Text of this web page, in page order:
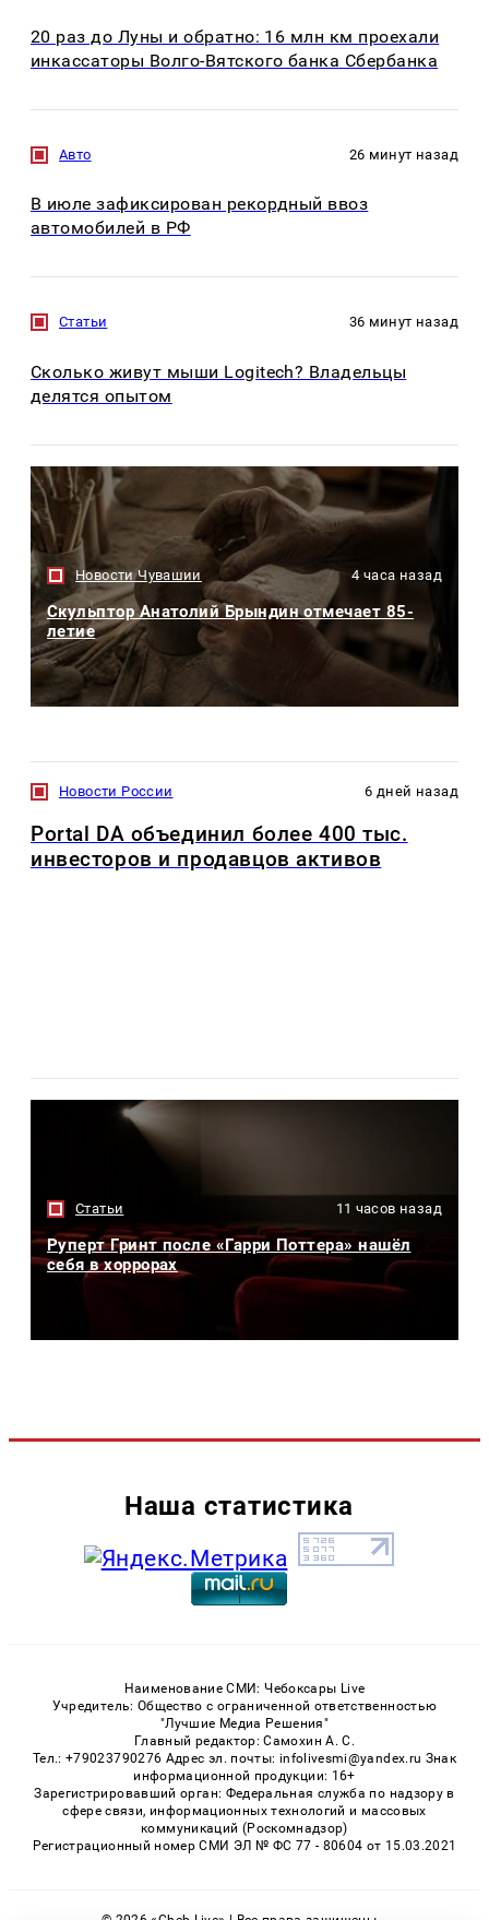
20 раз до Луны и обратно: 16 млн км проехали
инкассаторы Волго-Вятского банка Сбербанка
Авто 26 минут назад
В июле зафиксирован рекордный ввоз
автомобилей в РФ
Статьи 36 минут назад
Сколько живут мыши Logitech? Владельцы
делятся опытом
Новости Чувашии 4 часа назад
Скульптор Анатолий Брындин отмечает 85-
летие
Новости России 6 дней назад
Portal DA объединил более 400 тыс.
инвесторов и продавцов активов
Статьи 11 часов назад
Руперт Гринт после «Гарри Поттера» нашёл
себя в хоррорах
Наша статистика
Наименование СМИ: Чебоксары Live
Учредитель: Общество с ограниченной ответственностью
"Лучшие Медиа Решения"
Главный редактор: Самохин А. С.
Тел.: +79023790276 Адрес эл. почты: infolivesmi@yandex.ru Знак
информационной продукции: 16+
Зарегистрировавший орган: Федеральная служба по надзору в
сфере связи, информационных технологий и массовых
коммуникаций (Роскомнадзор)
Регистрационный номер СМИ ЭЛ № ФС 77 - 80604 от 15.03.2021